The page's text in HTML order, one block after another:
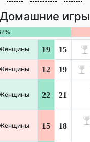
Домашние игры
19 15
12 19
22 21
15 18